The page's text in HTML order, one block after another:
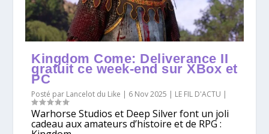
Kingdom Come: Deliverance II
gratuit ce week-end sur XBox et
PC
Posté par Lancelot du Like | 6 Nov 2025 | LE FIL D'ACTU |
Warhorse Studios et Deep Silver font un joli
cadeau aux amateurs d’histoire et de RPG :